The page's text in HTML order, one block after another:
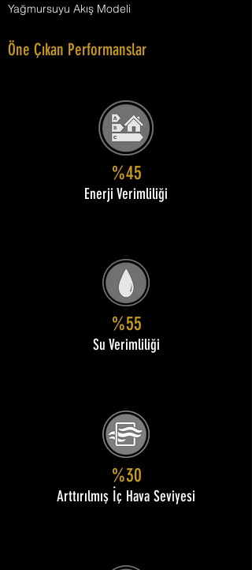
Yağmursuyu Akış Modeli
Öne Çıkan Performanslar
%45
Enerji Verimliliği
%55
Su Verimliliği
%30
Arttırılmış İç Hava Seviyesi